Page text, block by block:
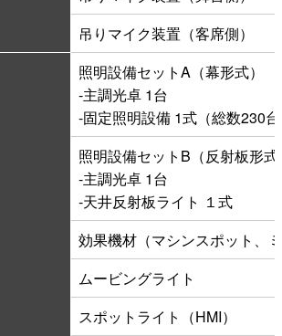
いわきアリオスとは
WEBマガジン
施設を使いたい
公演をみたい
ニュースリリース
吊りマイク装置（客席側）
照明設備セットA（幕形式）
-主調光卓 1台
-固定照明設備 1式（総数230
照明設備セットB（反射板形
-主調光卓 1台
-天井反射板ライト １式
効果機材（マシンスポット、
ムービングライト
スポットライト（HMI）